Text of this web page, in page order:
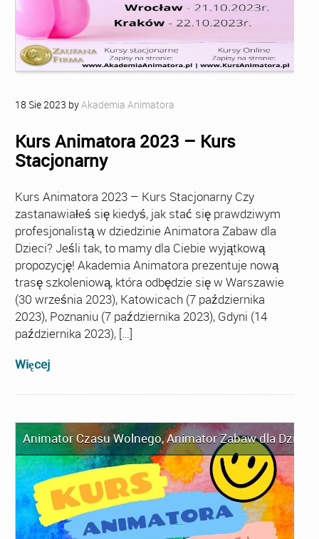
18 Sie2023 byAkademia Animatora
Kurs Animatora 2023 – Kurs
Stacjonarny
Kurs Animatora 2023 – Kurs Stacjonarny Czy
zastanawiałeś się kiedyś, jak stać się prawdziwym
profesjonalistą w dziedzinie Animatora Zabaw dla
Dzieci? Jeśli tak, to mamy dla Ciebie wyjątkową
propozycję! Akademia Animatora prezentuje nową
trasę szkoleniową, która odbędzie się w Warszawie
(30 września 2023), Katowicach (7 października
2023), Poznaniu (7 października 2023), Gdyni (14
października 2023), […]
Więcej
Animator Czasu Wolnego,Animator Zabaw dla Dzieci